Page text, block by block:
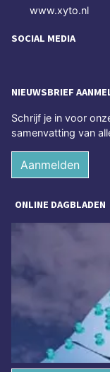
www.xyto.nl
SOCIAL MEDIA
NIEUWSBRIEF
Schrijf je in voor
samenvatting van
Aanmelden
ONLINE DAGBLADEN